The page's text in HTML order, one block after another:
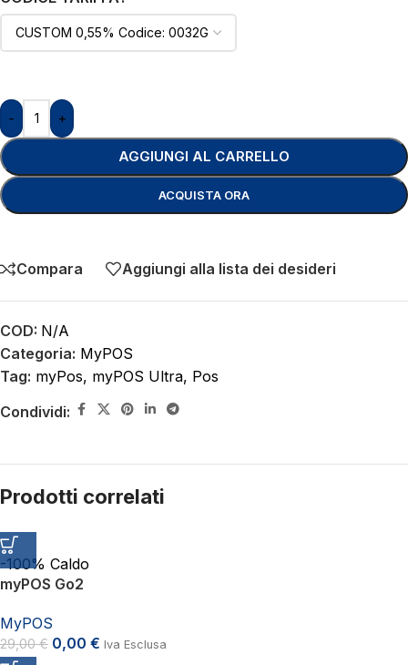
- +
AGGIUNGI AL CARRELLO
ACQUISTA ORA
Compara Aggiungi alla lista dei desideri
COD: N/A
Categoria: MyPOS
Tag: myPos, myPOS Ultra, Pos
Condividi:
Prodotti correlati
-100% Caldo
myPOS Go2
MyPOS
29,00€ 0,00 € Iva Esclusa